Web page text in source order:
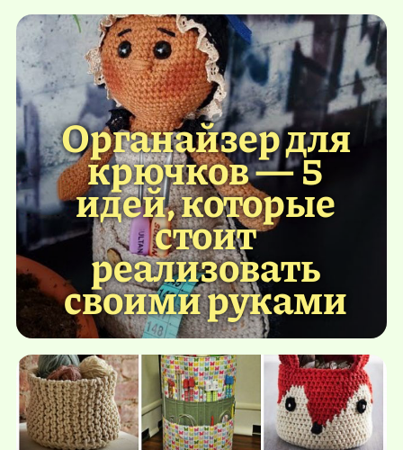
Органайзер для
крючков — 5
идей, которые
стоит
реализовать
своими руками